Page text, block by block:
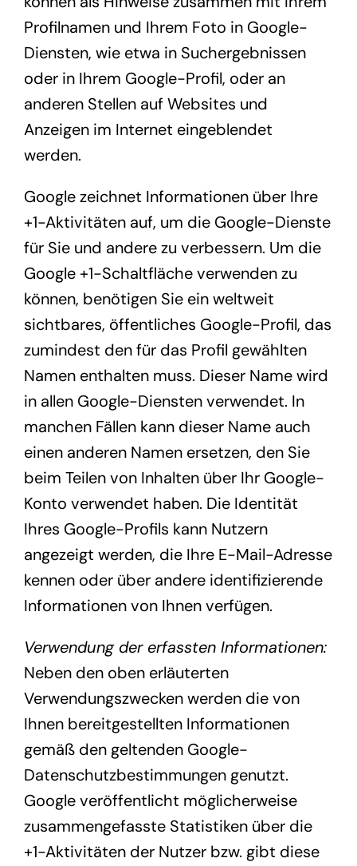
Profilnamen und Ihrem Foto in Google-
Diensten, wie etwa in Suchergebnissen
oder in Ihrem Google-Profil, oder an
anderen Stellen auf Websites und
Anzeigen im Internet eingeblendet
werden.
Google zeichnet Informationen über Ihre
+1-Aktivitäten auf, um die Google-Dienste
für Sie und andere zu verbessern. Um die
Google +1-Schaltfläche verwenden zu
können, benötigen Sie ein weltweit
sichtbares, öffentliches Google-Profil, das
zumindest den für das Profil gewählten
Namen enthalten muss. Dieser Name wird
in allen Google-Diensten verwendet. In
manchen Fällen kann dieser Name auch
einen anderen Namen ersetzen, den Sie
beim Teilen von Inhalten über Ihr Google-
Konto verwendet haben. Die Identität
Ihres Google-Profils kann Nutzern
angezeigt werden, die Ihre E-Mail-Adresse
kennen oder über andere identifizierende
Informationen von Ihnen verfügen.
Verwendung der erfassten Informationen:
Neben den oben erläuterten
Verwendungszwecken werden die von
Ihnen bereitgestellten Informationen
gemäß den geltenden Google-
Datenschutzbestimmungen genutzt.
Google veröffentlicht möglicherweise
zusammengefasste Statistiken über die
+1-Aktivitäten der Nutzer bzw. gibt diese